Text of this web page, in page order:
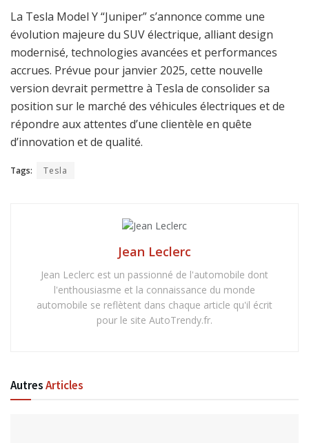
La Tesla Model Y “Juniper” s’annonce comme une
évolution majeure du SUV électrique, alliant design
modernisé, technologies avancées et performances
accrues. Prévue pour janvier 2025, cette nouvelle
version devrait permettre à Tesla de consolider sa
position sur le marché des véhicules électriques et de
répondre aux attentes d’une clientèle en quête
d’innovation et de qualité.
Tags: Tesla
Jean Leclerc
Jean Leclerc est un passionné de l'automobile dont
l'enthousiasme et la connaissance du monde
automobile se reflètent dans chaque article qu'il écrit
pour le site AutoTrendy.fr.
AutresArticles